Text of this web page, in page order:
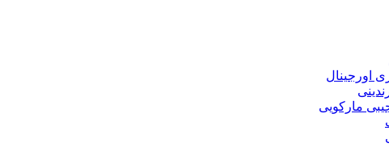
اورجینال
مارکویی